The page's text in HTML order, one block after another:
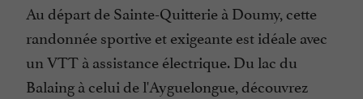
Au départ de Sainte-Quitterie à Doumy, cette
randonnée sportive et exigeante est idéale avec
un VTT à assistance électrique. Du lac du
Balaing à celui de l'Ayguelongue, découvrez